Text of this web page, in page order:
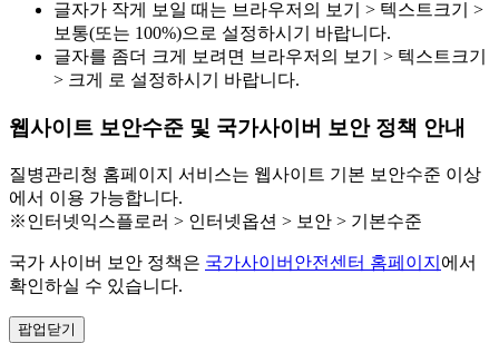
글자가 작게 보일 때는 브라우저의 보기 > 텍스트크기 >
보통(또는 100%)으로 설정하시기 바랍니다.
글자를 좀더 크게 보려면 브라우저의 보기 > 텍스트크기
> 크게 로 설정하시기 바랍니다.
웹사이트 보안수준 및 국가사이버 보안 정책 안내
질병관리청 홈페이지 서비스는 웹사이트 기본 보안수준 이상
에서 이용 가능합니다.
※인터넷익스플로러 > 인터넷옵션 > 보안 > 기본수준
국가 사이버 보안 정책은 국가사이버안전센터 홈페이지 에서
확인하실 수 있습니다.
팝업닫기